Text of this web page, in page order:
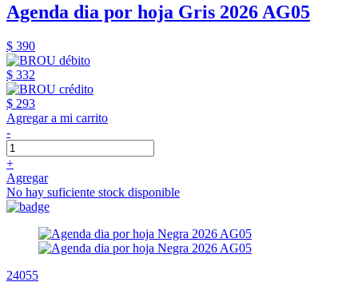
Agenda dia por hoja Gris 2026 AG05
$ 390
$ 332
$ 293
Agregar a mi carrito
-
+
Agregar
No hay suficiente stock disponible
24055